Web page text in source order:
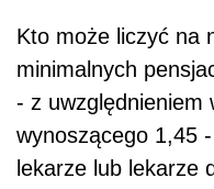
Kto może liczyć na
minimalnych
- z uwzględnieniem
wynoszącego 1,45
lekarze lub lekarze